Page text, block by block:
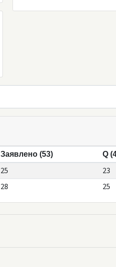
Заявлено (53) Q
25 23
28 25